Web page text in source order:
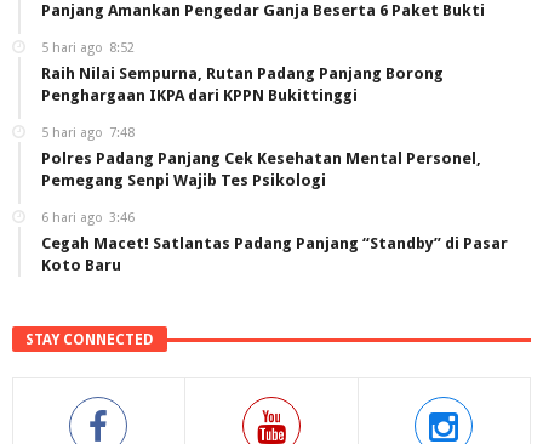
Panjang Amankan Pengedar Ganja Beserta 6 Paket Bukti
5 hari ago 8:52
Raih Nilai Sempurna, Rutan Padang Panjang Borong
Penghargaan IKPA dari KPPN Bukittinggi
5 hari ago 7:48
Polres Padang Panjang Cek Kesehatan Mental Personel,
Pemegang Senpi Wajib Tes Psikologi
6 hari ago 3:46
Cegah Macet! Satlantas Padang Panjang “Standby” di Pasar
Koto Baru
STAY CONNECTED